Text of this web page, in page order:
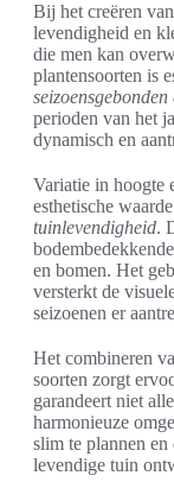
Bij het creëren
levendigheid en
die men kan
plantensoorten is
seizoensgebonden
perioden van het
dynamisch en
Variatie in hoogte
esthetische
tuinlevendigheid.
en bomen. Het
versterkt de
seizoenen er
Het combineren
soorten zorgt
garandeert niet
harmonieuze
slim te plannen en
levendige tuin